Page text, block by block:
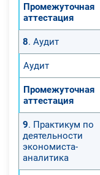
Промежуточная
аттестация
8. Аудит
Аудит
Промежуточная
аттестация
9. Практикум по
деятельности
экономиста-
аналитика